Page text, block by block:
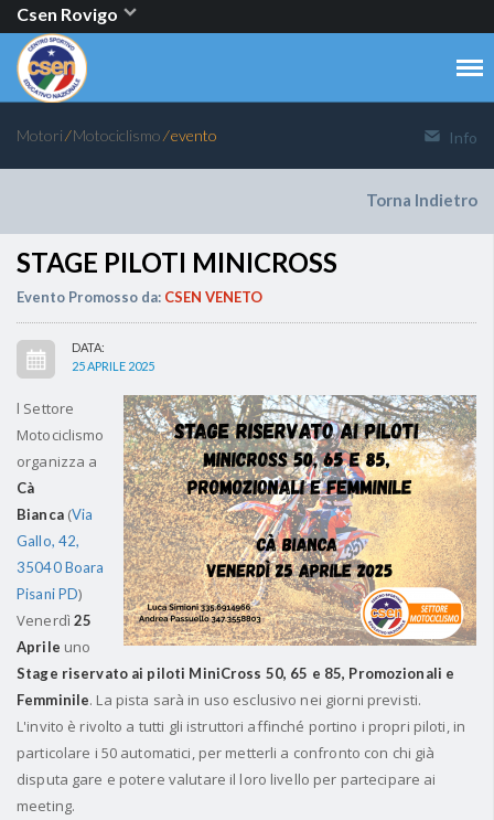
Csen Rovigo
Motori⁄Motociclismo⁄ evento Info
Torna Indietro
STAGE PILOTI MINICROSS
Evento Promosso da: CSEN VENETO
DATA:
25 APRILE 2025
l Settore
Motociclismo
organizza a
Cà
Bianca(Via
Gallo, 42,
35040 Boara
Pisani PD)
Venerdì25
Aprile uno
Stage riservato ai piloti MiniCross 50, 65 e 85, Promozionali e
Femminile. La pista sarà in uso esclusivo nei giorni previsti.
L'invito è rivolto a tutti gli istruttori affinché portino i propri piloti,in
particolare i 50 automatici, per metterli a confronto con chi già
disputa gare e potere valutare il loro livello per partecipare ai
meeting.